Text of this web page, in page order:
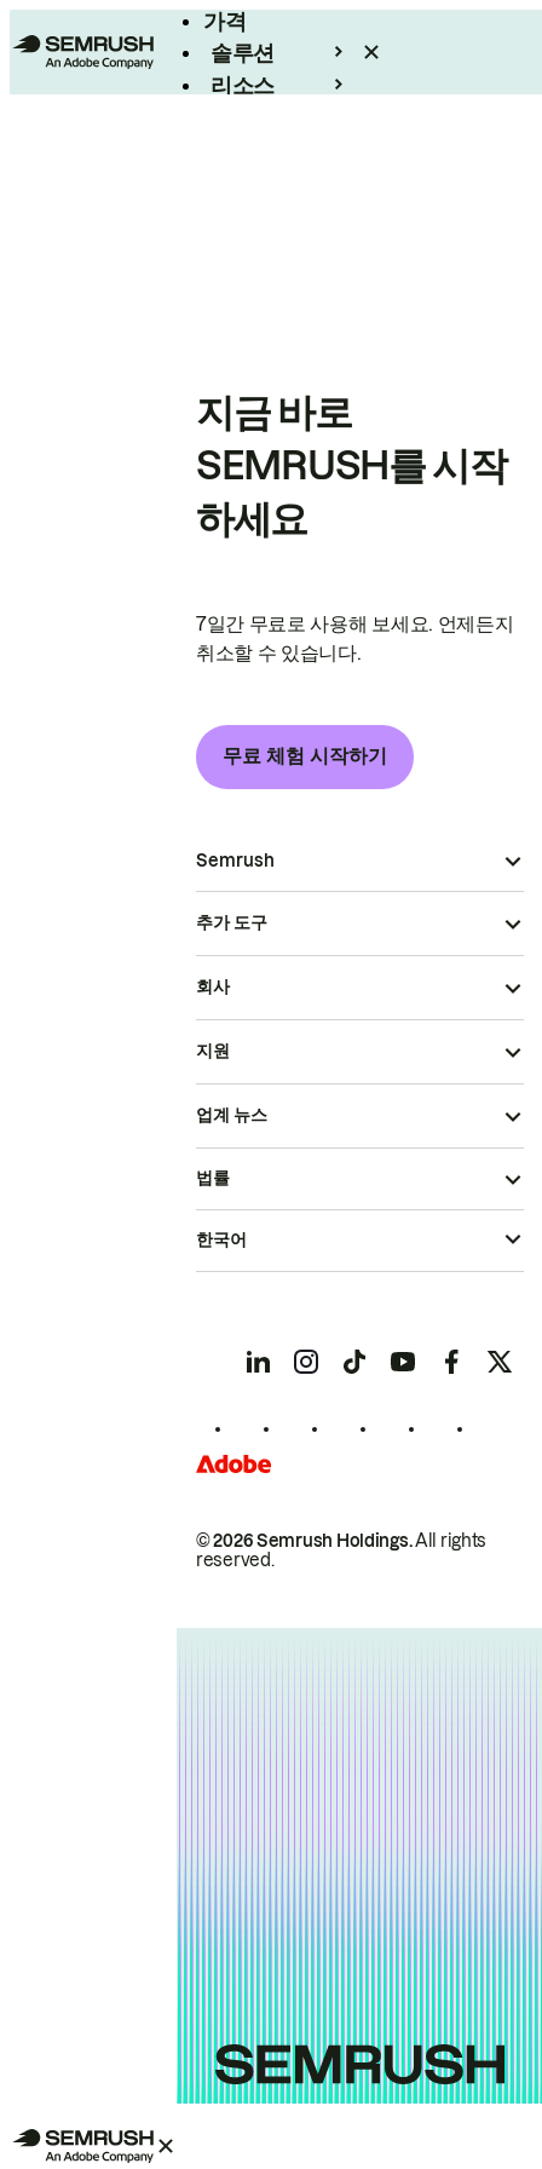
가격
솔루션
리소스
지금 바로
SEMRUSH를 시작
하세요
7일간 무료로 사용해 보세요. 언제든지
취소할 수 있습니다.
무료 체험 시작하기
Semrush
추가 도구
회사
지원
업계 뉴스
© 2026 Semrush Holdings.All rights
reserved.
법률
한국어